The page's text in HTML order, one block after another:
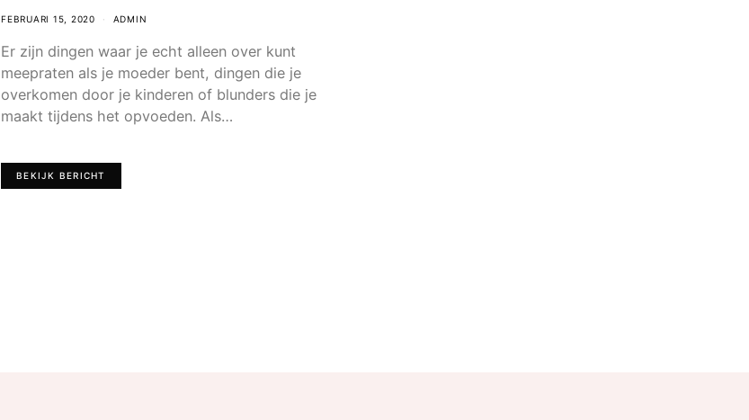
FEBRUARI 15, 2020 ADMIN
Er zijn dingen waar je echt alleen over kunt
meepraten als je moeder bent, dingen die je
overkomen door je kinderen of blunders die je
maakt tijdens het opvoeden. Als…
BEKIJK BERICHT